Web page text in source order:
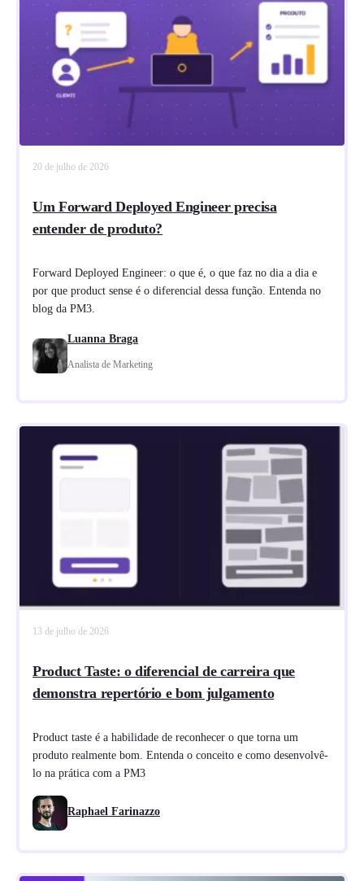
20 de julho de 2026
Um Forward Deployed Engineer precisa
entender de produto?
Forward Deployed Engineer: o que é, o que faz no dia a dia e
por que product sense é o diferencial dessa função. Entenda no
blog da PM3.
Luanna Braga
Analista de Marketing
13 de julho de 2026
Product Taste: o diferencial de carreira que
demonstra repertório e bom julgamento
Product taste é a habilidade de reconhecer o que torna um
produto realmente bom. Entenda o conceito e como desenvolvê-
lo na prática com a PM3
Raphael Farinazzo